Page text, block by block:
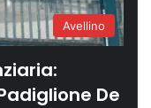
Avellino
De